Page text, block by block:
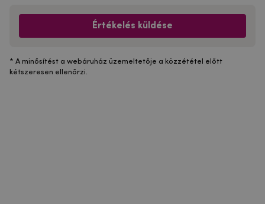
Értékelés küldése
* A minősítést a webáruház üzemeltetője a közzététel előtt
kétszeresen ellenőrzi.